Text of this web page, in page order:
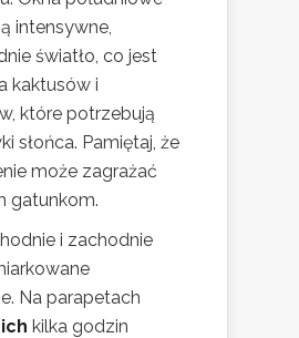
intensywne,
światło, co jest
kaktusów i
które potrzebują
słońca. Pamiętaj, że
może zagrażać
gatunkom.
i zachodnie
Na parapetach
kilka godzin